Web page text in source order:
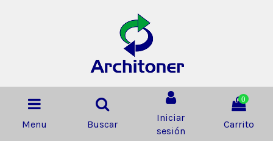
Menu Buscar
Iniciar
sesión
0
Carrito